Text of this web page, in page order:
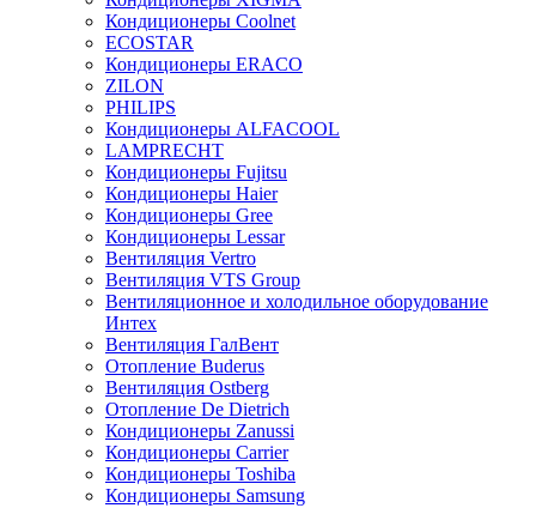
Кондиционеры Coolnet
ECOSTAR
Кондиционеры ERACO
ZILON
PHILIPS
Кондиционеры ALFACOOL
LAMPRECHT
Кондиционеры Fujitsu
Кондиционеры Haier
Кондиционеры Gree
Кондиционеры Lessar
Вентиляция Vertro
Вентиляция VTS Group
Вентиляционное и холодильное оборудование
Интех
Вентиляция ГалВент
Отопление Buderus
Вентиляция Ostberg
Отопление De Dietrich
Кондиционеры Zanussi
Кондиционеры Carrier
Кондиционеры Toshiba
Кондиционеры Samsung